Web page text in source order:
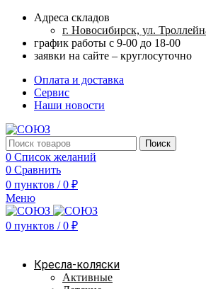
Адреса складов
г. Новосибирск, ул.
график работы с 9-00 до 18-00
заявки на сайте – круглосуточно
Оплата и доставка
Сервис
Наши новости
Поиск
0 Список желаний
0 Сравнить
0 пунктов / 0 ₽
Меню
0 пунктов / 0 ₽
Кресла-коляски
Активные